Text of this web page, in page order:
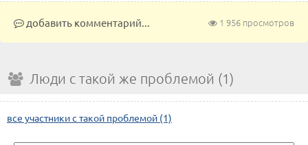
1 956 просмотров
добавить комментарий...
Люди с такой же проблемой (1)
все участники с такой проблемой (1)